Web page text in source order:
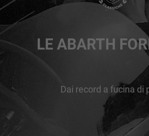
LE ABARTH
Dai record a fucina di